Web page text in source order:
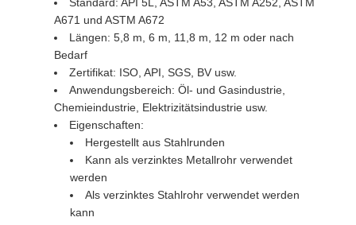
A671 und ASTM A672
Längen: 5,8 m, 6 m, 11,8 m, 12 m oder nach
Bedarf
Zertifikat: ISO, API, SGS, BV usw.
Anwendungsbereich: Öl- und Gasindustrie,
Chemieindustrie, Elektrizitätsindustrie usw.
Eigenschaften:
Hergestellt aus Stahlrunden
Kann als verzinktes Metallrohr verwendet
werden
Als verzinktes Stahlrohr verwendet werden
kann